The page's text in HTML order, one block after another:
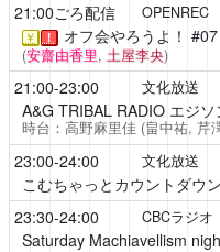
21:00ごろ配信 OPENREC
￥ ！ オフ会やろうよ！ #07
(安齋由香里, 土屋李央)
21:00-23:00 文化放送
A&G TRIBAL RADIO エジソ
時台：高野麻里佳 (畠中祐, 芹
23:00-24:00 文化放送
こむちゃっとカウントダウン
23:30-24:00 CBCラジオ
Saturday Machiavellism